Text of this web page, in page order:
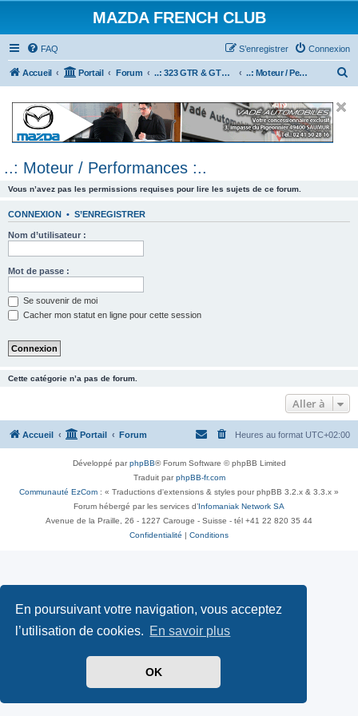
En poursuivant votre navigation, vous acceptez
l’utilisation de cookies. En savoir plus
OK
MAZDA FRENCH CLUB
FAQ Connexion
S’enregistrer
Accueil Portail Forum ..: 323 GTR & GTX :.. ..: Moteur / Performances :..
e
..: Moteur / Performances :..
Vous n’avez pas les permissions requises pour lire les sujets de ce forum.
CONNEXION • S’ENREGISTRER
Nom d’utilisateur :
Mot de passe :
Se souvenir de moi
Cacher mon statut en ligne pour cette session
Cette catégorie n’a pas de forum.
Aller à
Accueil Portail Forum Heures au format UTC+02:00
Développé parphpBB® Forum Software © phpBB Limited
Traduit parphpBB-fr.com
Communauté EzCom : « Traductions d'extensions & styles pour phpBB 3.2.x & 3.3.x »
Forum hébergé par les services d’ Infomaniak Network SA
Avenue de la Praille, 26 - 1227 Carouge - Suisse - tél +41 22 820 35 44
Confidentialité
Conditions